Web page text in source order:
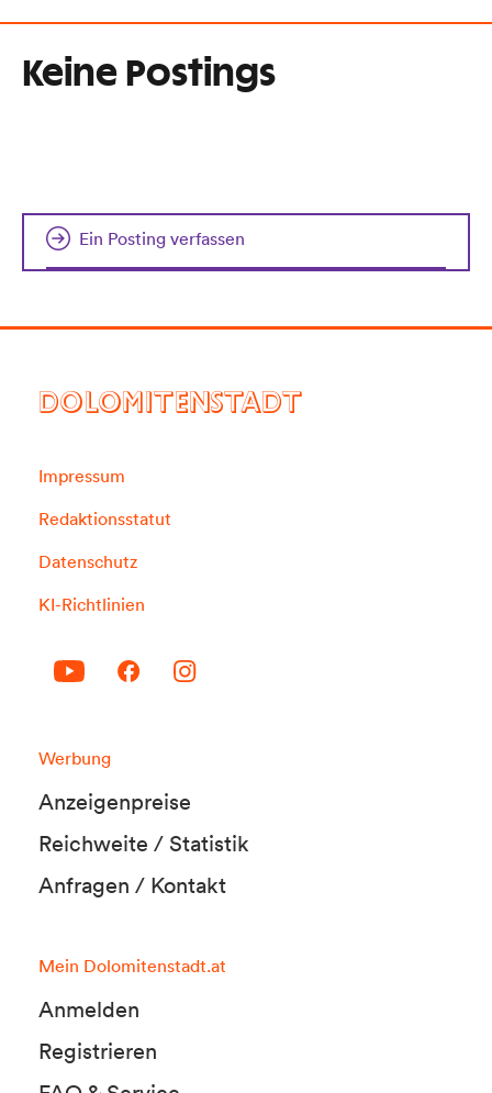
Keine Postings
Ein Posting verfassen
DOLOMITENSTADT
Impressum
Redaktionsstatut
Datenschutz
KI-Richtlinien
Werbung
Anzeigenpreise
Reichweite / Statistik
Anfragen / Kontakt
Mein Dolomitenstadt.at
Anmelden
Registrieren